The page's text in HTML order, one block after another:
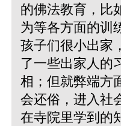
的佛法教育，比
为等各方面的训
孩子们很小出家
了一些出家人的
相；但就弊端方
会还俗，进入社
在寺院里学到的